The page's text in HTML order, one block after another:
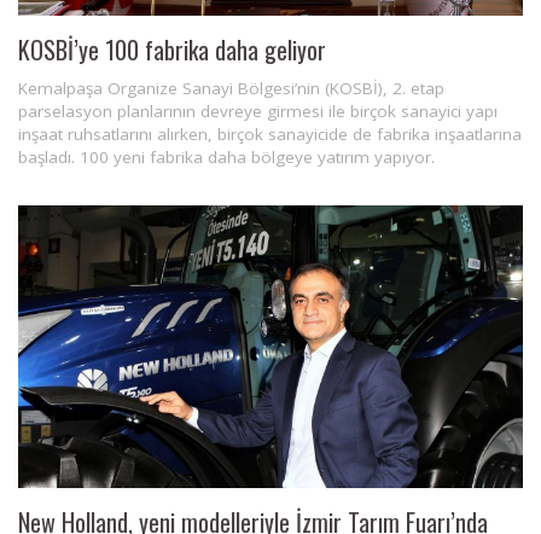
KOSBİ’ye 100 fabrika daha geliyor
Kemalpaşa Organize Sanayi Bölgesi’nin (KOSBİ), 2. etap
parselasyon planlarının devreye girmesi ile birçok sanayici yapı
inşaat ruhsatlarını alırken, birçok sanayicide de fabrika inşaatlarına
başladı. 100 yeni fabrika daha bölgeye yatırım yapıyor.
New Holland, yeni modelleriyle İzmir Tarım Fuarı’nda